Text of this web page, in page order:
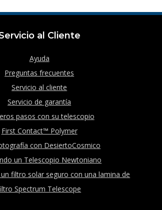
al Cliente
Ayuda
Preguntas frecuentes
Servicio al cliente
Servicio de garantía
pasos con su telescopio
First Contact™ Polymer
con DesiertoCosmico
un Telescopio Newtoniano
filtro solar seguro con una lamina de
Spectrum Telescope